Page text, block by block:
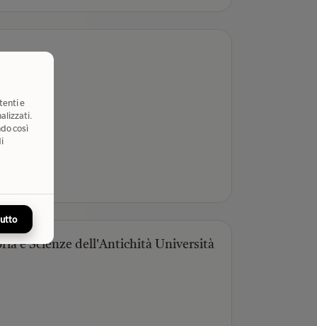
e Scienze dell'Antichità Università
e
così